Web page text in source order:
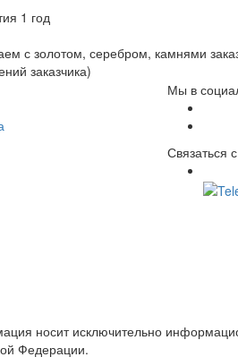
1 год
с золотом, серебром, камнями
заказчика)
Мы в
Связаться
носит исключительно
Федерации.